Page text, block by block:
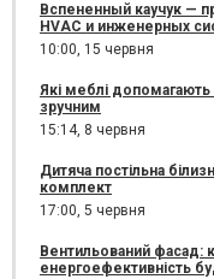
Вспененный каучук —
HVAC и инженерных
10:00, 15 червня
Які меблі допомагають
зручним
15:14, 8 червня
Дитяча постільна
комплект
17:00, 5 червня
Вентильований фасад:
енергоефективність